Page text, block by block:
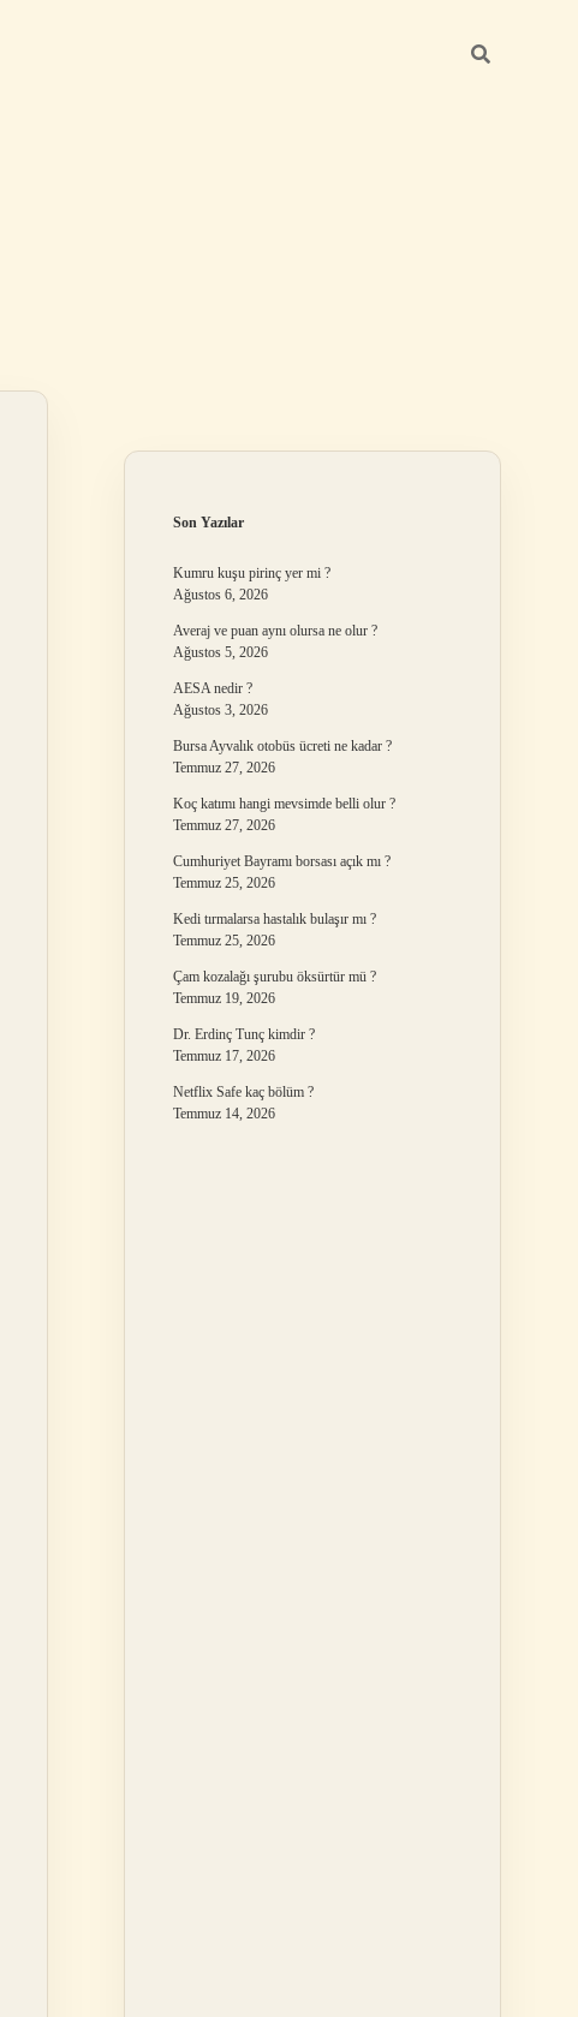
Son Yazılar
Kumru kuşu pirinç yer mi ?
Ağustos 6, 2026
Averaj ve puan aynı olursa ne olur ?
Ağustos 5, 2026
AESA nedir ?
Ağustos 3, 2026
Bursa Ayvalık otobüs ücreti ne kadar ?
Temmuz 27, 2026
Koç katımı hangi mevsimde belli olur ?
Temmuz 27, 2026
Cumhuriyet Bayramı borsası açık mı ?
Temmuz 25, 2026
Kedi tırmalarsa hastalık bulaşır mı ?
Temmuz 25, 2026
Çam kozalağı şurubu öksürtür mü ?
Temmuz 19, 2026
Dr. Erdinç Tunç kimdir ?
Temmuz 17, 2026
Netflix Safe kaç bölüm ?
Temmuz 14, 2026